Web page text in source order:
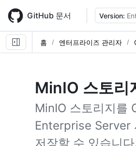
main
content
GitHub 문서 Version:
홈 엔터프라이즈 관리자
MinIO 스토
MinIO 스토리지를
Enterprise Server
저장할 수 있습니